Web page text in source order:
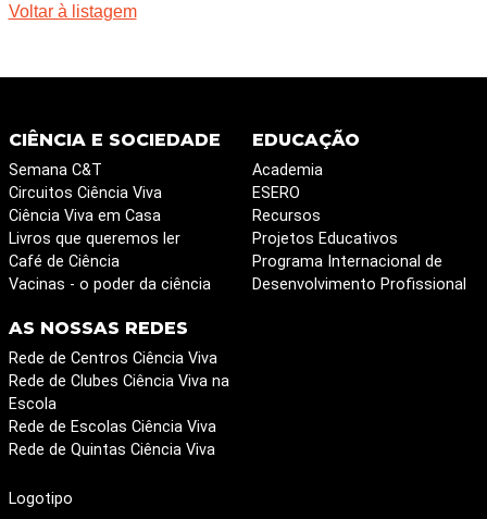
Voltar à listagem
CIÊNCIA E SOCIEDADE
Semana C&T
Circuitos Ciência Viva
Ciência Viva em Casa
Livros que queremos ler
Café de Ciência
Vacinas - o poder da ciência
EDUCAÇÃO
Academia
ESERO
Recursos
Projetos Educativos
Programa Internacional de
Desenvolvimento Profissional
AS NOSSAS REDES
Rede de Centros Ciência Viva
Rede de Clubes Ciência Viva na
Escola
Rede de Escolas Ciência Viva
Rede de Quintas Ciência Viva
Logotipo